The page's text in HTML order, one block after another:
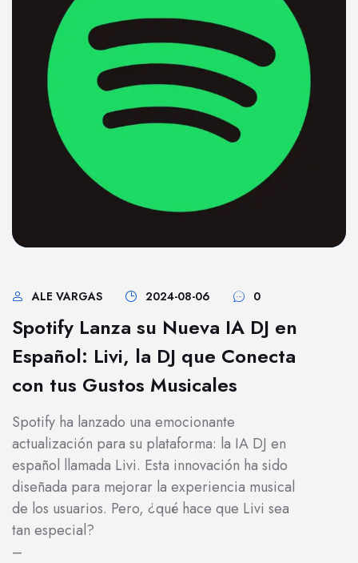
ALE VARGAS 2024-08-06 0
Spotify Lanza su Nueva IA DJ en
Español: Livi, la DJ que Conecta
con tus Gustos Musicales
Spotify ha lanzado una emocionante
actualización para su plataforma: la IA DJ en
español llamada Livi. Esta innovación ha sido
diseñada para mejorar la experiencia musical
de los usuarios. Pero, ¿qué hace que Livi sea
tan especial?
–